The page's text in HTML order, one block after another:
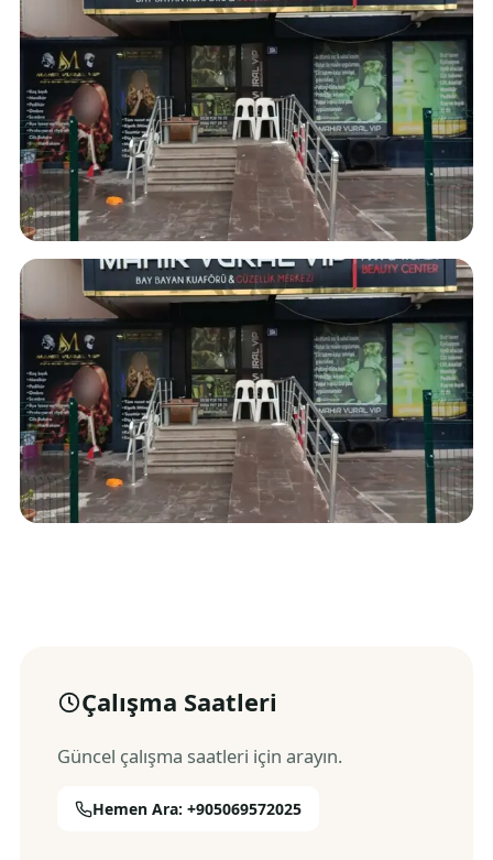
Çalışma Saatleri
Güncel çalışma saatleri için arayın.
Hemen Ara: +905069572025